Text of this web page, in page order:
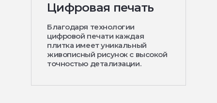
Цифровая печать
Благодаря технологии
цифровой печати каждая
плитка имеет уникальный
живописный рисунок с высокой
точностью детализации.